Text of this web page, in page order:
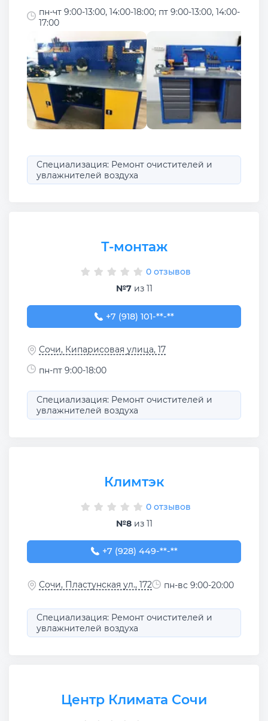
пн-чт 9:00-13:00, 14:00-18:00; пт 9:00-13:00, 14:00-
17:00
Специализация: Ремонт очистителей и
увлажнителей воздуха
Т-монтаж
0 отзывов
№7из 11
+7 (918) 101-23-16
+7 (918) 101-**-**
Сочи, Кипарисовая улица, 17
пн-пт 9:00-18:00
Специализация: Ремонт очистителей и
увлажнителей воздуха
Климтэк
0 отзывов
№8из 11
+7 (928) 449-57-43
+7 (928) 449-**-**
Сочи, Пластунская ул., 172 пн-вс 9:00-20:00
Специализация: Ремонт очистителей и
увлажнителей воздуха
Центр Климата Сочи